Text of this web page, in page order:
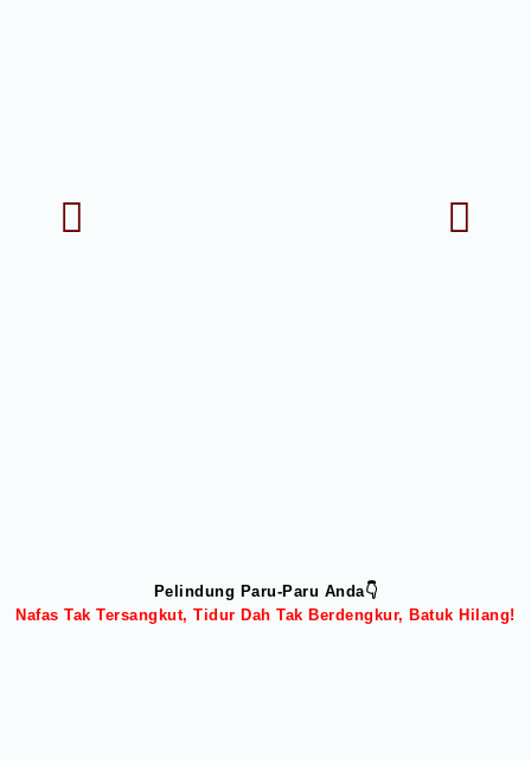
Pelindung Paru-Paru Anda👇
Nafas Tak Tersangkut, Tidur Dah Tak Berdengkur, Batuk Hilang!